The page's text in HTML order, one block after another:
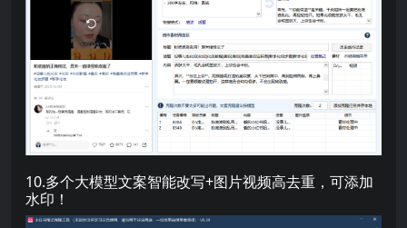
10.多个大模型文案智能改写+图片视频高去重，可添加
水印！